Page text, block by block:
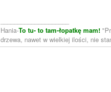
Hania-To tu- to tam-łopatkę mam!
drzewa, nawet w wielkiej ilości, nie